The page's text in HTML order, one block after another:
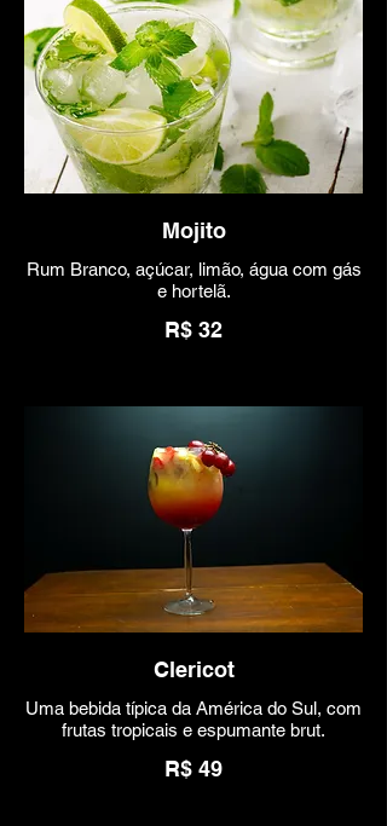
Mojito
Rum Branco, açúcar, limão, água com gás
e hortelã.
R$ 32
Clericot
Uma bebida típica da América do Sul, com
frutas tropicais e espumante brut.
R$ 49